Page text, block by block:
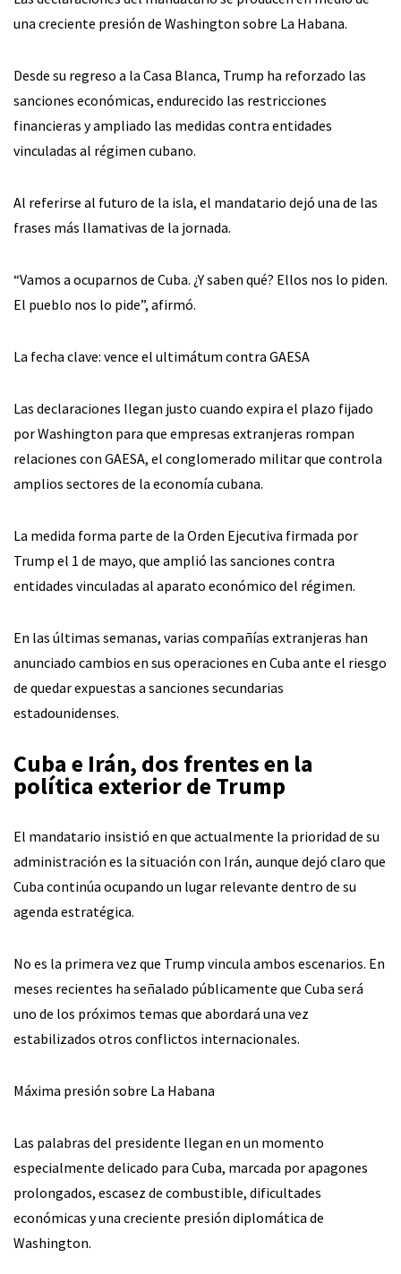
una creciente presión de Washington sobre La Habana.
Desde su regreso a la Casa Blanca, Trump ha reforzado las
sanciones económicas, endurecido las restricciones
financieras y ampliado las medidas contra entidades
vinculadas al régimen cubano.
Al referirse al futuro de la isla, el mandatario dejó una de las
frases más llamativas de la jornada.
“Vamos a ocuparnos de Cuba. ¿Y saben qué? Ellos nos lo piden.
El pueblo nos lo pide”, afirmó.
La fecha clave: vence el ultimátum contra GAESA
Las declaraciones llegan justo cuando expira el plazo fijado
por Washington para que empresas extranjeras rompan
relaciones con GAESA, el conglomerado militar que controla
amplios sectores de la economía cubana.
La medida forma parte de la Orden Ejecutiva firmada por
Trump el 1 de mayo, que amplió las sanciones contra
entidades vinculadas al aparato económico del régimen.
En las últimas semanas, varias compañías extranjeras han
anunciado cambios en sus operaciones en Cuba ante el riesgo
de quedar expuestas a sanciones secundarias
estadounidenses.
Cuba e Irán, dos frentes en la
política exterior de Trump
El mandatario insistió en que actualmente la prioridad de su
administración es la situación con Irán, aunque dejó claro que
Cuba continúa ocupando un lugar relevante dentro de su
agenda estratégica.
No es la primera vez que Trump vincula ambos escenarios. En
meses recientes ha señalado públicamente que Cuba será
uno de los próximos temas que abordará una vez
estabilizados otros conflictos internacionales.
Máxima presión sobre La Habana
Las palabras del presidente llegan en un momento
especialmente delicado para Cuba, marcada por apagones
prolongados, escasez de combustible, dificultades
económicas y una creciente presión diplomática de
Washington.